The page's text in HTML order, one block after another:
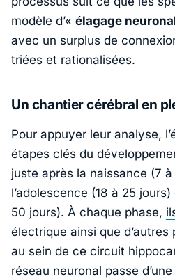
modèle d’« élagage
avec un surplus de
triées et rationalisées.
Un chantier cérébral en
Pour appuyer leur analyse,
étapes clés du
juste après la naissance (7
l’adolescence (18 à 25
50 jours). À chaque phase,
électrique ainsi que
au sein de ce circuit
réseau neuronal passe